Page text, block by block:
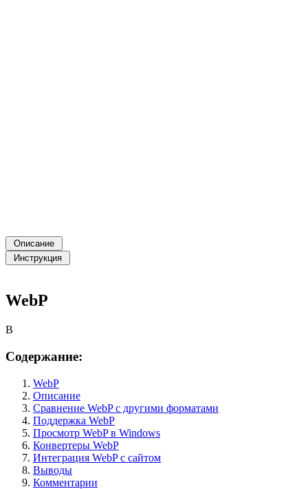
WebP
B
Содержание:
WebP
Описание
Сравнение WebP с другими форматами
Поддержка WebP
Просмотр WebP в Windows
Конвертеры WebP
Интеграция WebP с сайтом
Выводы
Комментарии